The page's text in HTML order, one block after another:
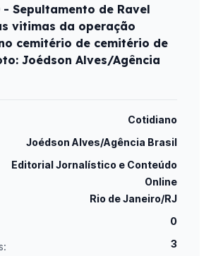
- Sepultamento de Ravel
vitimas da operação
cemitério de cemitério de
Joédson Alves/Agência
Cotidiano
Joédson Alves/Agência Brasil
Editorial Jornalístico e Conteúdo
Online
Rio de Janeiro/RJ
0
3